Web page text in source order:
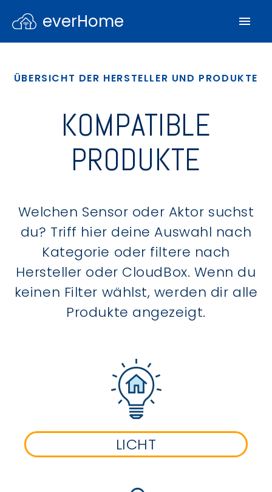
everHome
ÜBERSICHT DER HERSTELLER UND PRODUKTE
KOMPATIBLE
PRODUKTE
Welchen Sensor oder Aktor suchst
du? Triff hier deine Auswahl nach
Kategorie oder filtere nach
Hersteller oder CloudBox. Wenn du
keinen Filter wählst, werden dir alle
Produkte angezeigt.
LICHT